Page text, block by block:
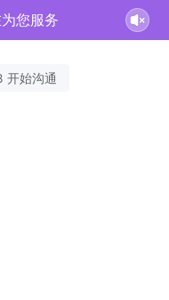
您服务
开始沟通